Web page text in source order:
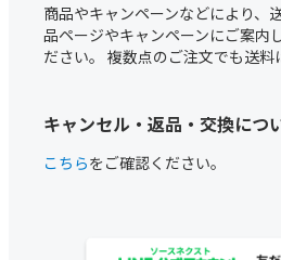
商品やキャンペーンなどにより、
品ページやキャンペーンにご案内
ださい。 複数点のご注文でも送料
キャンセル・返品・交換につ
こちらをご確認ください。